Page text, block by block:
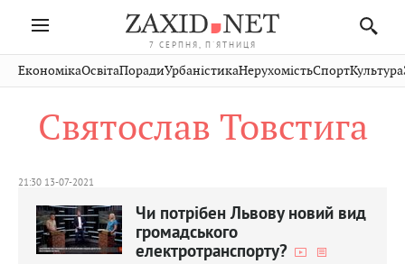
7 СЕРПНЯ, П'ЯТНИЦЯ
Івано-
Франківськ
Волинь
Рівне
Чернівці
Стрий
Хмельницький
Публікації
Авто СловкоКультура
Кіно Дім СпортКраєзнавство
ЕкономікаОсвітаПорадиУрбаністикаНерухомістьСпортКультура
Святослав Товстига
21:30 13-07-2021
Чи потрібен Львову новий вид
громадського
електротранспорту?